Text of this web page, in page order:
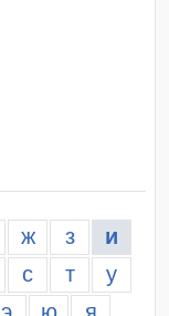
ж з
и
с т
у